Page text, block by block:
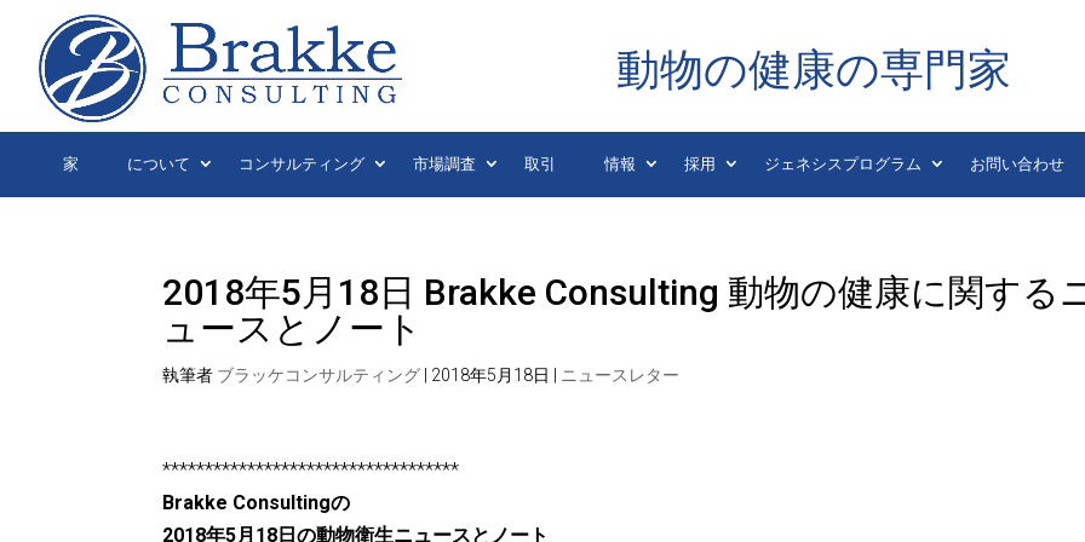
動物の健康の専門家
家 について コンサルティング 市場調査 取引 情報 採用 ジェネシスプログラム お問い合わせ
2018年5月18日 Brakke Consulting 動物の健康に関する
ュースとノート
執筆者 ブラッケコンサルティング 2018年5月18日 ニュースレター
***********************************
Brakke Consultingの
2018年5月18日の動物衛生ニュースとノート